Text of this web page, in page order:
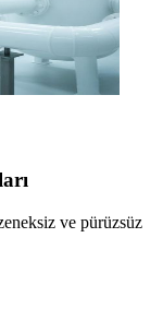
ve pürüzsüz